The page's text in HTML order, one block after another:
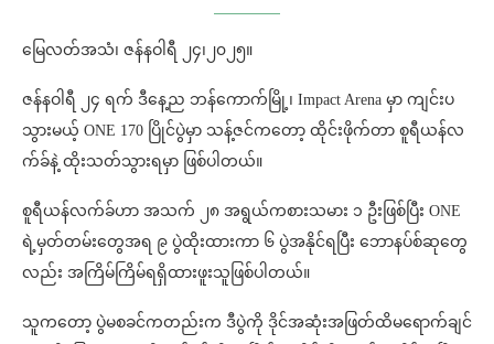
မြေလတ်အသံ၊ ဇန်နဝါရီ ၂၄၊၂၀၂၅။
ဇန်နဝါရီ ၂၄ ရက် ဒီနေ့ည ဘန်ကောက်မြို့၊ Impact Arena မှာ ကျင်းပ
သွားမယ့် ONE 170 ပြိုင်ပွဲမှာ သန့်ဇင်ကတော့ ထိုင်းဖိုက်တာ စူရီယန်လ
က်ခ်နဲ့ ထိုးသတ်သွားရမှာ ဖြစ်ပါတယ်။
စူရီယန်လက်ခ်ဟာ အသက် ၂၈ အရွယ်ကစားသမား ၁ ဦးဖြစ်ပြီး ONE
ရဲ့မှတ်တမ်းတွေအရ ၉ ပွဲထိုးထားကာ ၆ ပွဲအနိုင်ရပြီး ဘောနပ်စ်ဆုတွေ
လည်း အကြိမ်ကြိမ်ရရှိထားဖူးသူဖြစ်ပါတယ်။
သူကတော့ ပွဲမစခင်ကတည်းက ဒီပွဲကို ဒိုင်အဆုံးအဖြတ်ထိမရောက်ချင်